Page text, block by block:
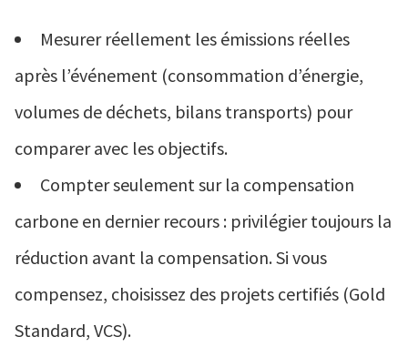
Mesurer réellement les émissions réelles
après l’événement (consommation d’énergie,
volumes de déchets, bilans transports) pour
comparer avec les objectifs.
Compter seulement sur la compensation
carbone en dernier recours : privilégier toujours la
réduction avant la compensation. Si vous
compensez, choisissez des projets certifiés (Gold
Standard, VCS).